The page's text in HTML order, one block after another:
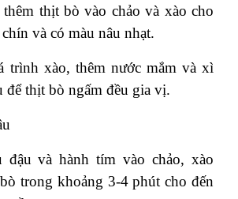
thịt bò vào chảo và xào cho
và có màu nâu nhạt.
xào, thêm nước mắm và xì
để thịt bò ngấm đều gia vị.
và hành tím vào chảo, xào
trong khoảng 3-4 phút cho đến